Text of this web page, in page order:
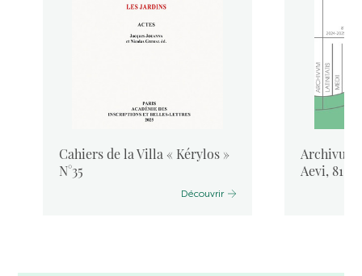
Cahiers de la Villa « Kérylos »
N°35
Découvrir
Aevi, 81,